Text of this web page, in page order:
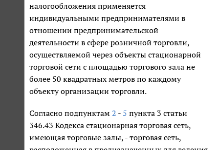
налогообложения применяется
индивидуальными предпринимателями в
отношении предпринимательской
деятельности в сфере розничной торговли,
осуществляемой через объекты стационарной
торговой сети с площадью торгового зала не
более 50 квадратных метров по каждому
объекту организации торговли.
Согласно подпунктам 2 - 5 пункта 3 статьи
346.43 Кодекса стационарная торговая сеть,
имеющая торговые залы, - торговая сеть,